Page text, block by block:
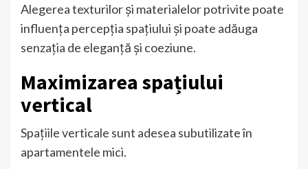
Alegerea texturilor și materialelor potrivite poate
influența percepția spațiului și poate adăuga
senzația de eleganță și coeziune.
Maximizarea spațiului
vertical
Spațiile verticale sunt adesea subutilizate în
apartamentele mici.